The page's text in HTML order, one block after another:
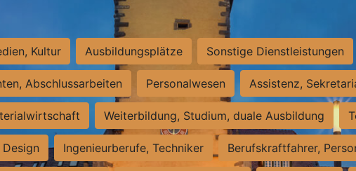
Kultur Ausbildungsplätze Sonstige Dienstleistungen
Abschlussarbeiten Personalwesen Assistenz,
Weiterbildung, Studium, duale Ausbildung
Ingenieurberufe, Techniker Berufskraftfahrer,